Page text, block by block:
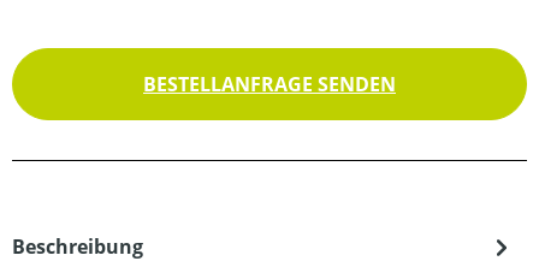
BESTELLANFRAGE SENDEN
Beschreibung